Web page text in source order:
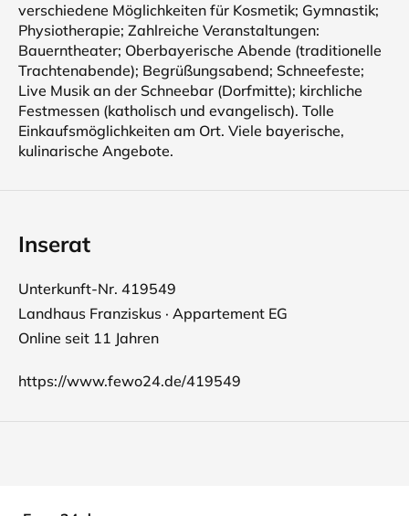
verschiedene Möglichkeiten für Kosmetik; Gymnastik;
Physiotherapie; Zahlreiche Veranstaltungen:
Bauerntheater; Oberbayerische Abende (traditionelle
Trachtenabende); Begrüßungsabend; Schneefeste;
Live Musik an der Schneebar (Dorfmitte); kirchliche
Festmessen (katholisch und evangelisch). Tolle
Einkaufsmöglichkeiten am Ort. Viele bayerische,
kulinarische Angebote.
Inserat
Unterkunft-Nr. 419549
Landhaus Franziskus · Appartement EG
Online seit 11 Jahren
https://www.fewo24.de/419549